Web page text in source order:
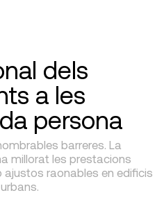
dels
a les
persona
barreres. La
millorat les prestacions
ajustos raonables en edificis